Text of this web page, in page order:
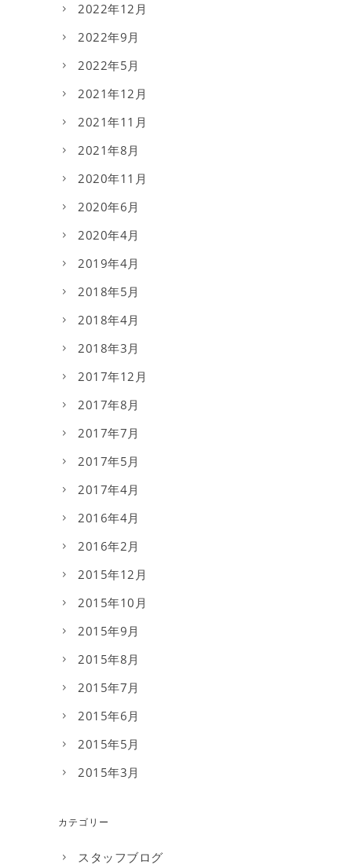
2022年12月
2022年9月
2022年5月
2021年12月
2021年11月
2021年8月
2020年11月
2020年6月
2020年4月
2019年4月
2018年5月
2018年4月
2018年3月
2017年12月
2017年8月
2017年7月
2017年5月
2017年4月
2016年4月
2016年2月
2015年12月
2015年10月
2015年9月
2015年8月
2015年7月
2015年6月
2015年5月
2015年3月
カテゴリー
スタッフブログ